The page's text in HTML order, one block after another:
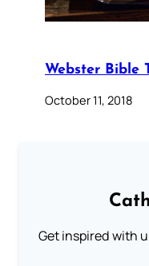
Webster Bible
October 11, 2018
Get inspired with